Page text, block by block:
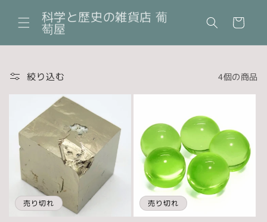
ンツに
進む
科学と歴史の雑貨店 葡
萄屋
ー
絞り込む 4個の商品
売り切れ 売り切れ